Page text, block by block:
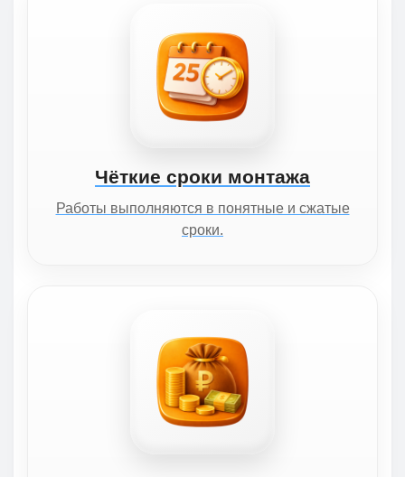
Чёткие сроки монтажа
Работы выполняются в понятные и сжатые
сроки.